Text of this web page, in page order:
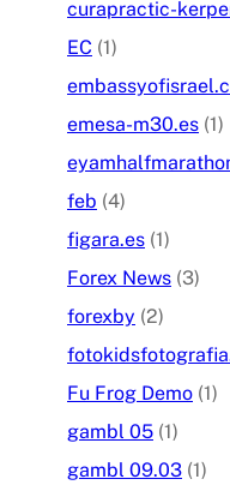
curapractic-
EC (1)
emesa-m30.es (1)
feb (4)
figara.es (1)
Forex News (3)
forexby (2)
Fu Frog Demo (1)
gambl 05 (1)
gambl 09.03 (1)